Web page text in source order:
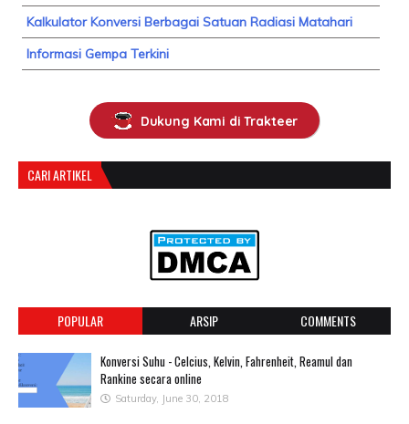
Kalkulator Konversi Berbagai Satuan Radiasi Matahari
Informasi Gempa Terkini
Dukung Kami di Trakteer
CARI ARTIKEL
POPULAR ARSIP COMMENTS
Konversi Suhu - Celcius, Kelvin, Fahrenheit, Reamul dan
Rankine secara online
Saturday, June 30, 2018